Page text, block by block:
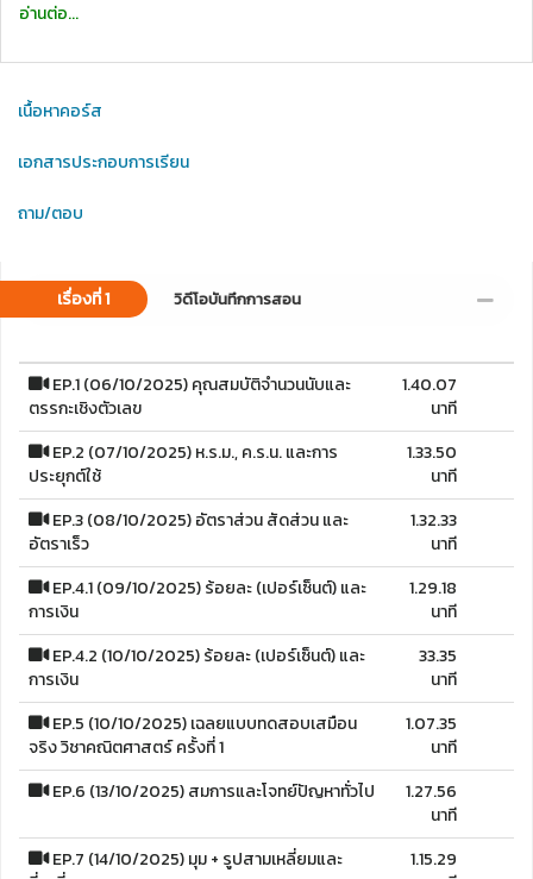
อ่านต่อ...
เนื้อหาคอร์ส
เอกสารประกอบการเรียน
ถาม/ตอบ
เรื่องที่ 1 วิดีโอบันทึกการสอน
EP.1 (06/10/2025) คุณสมบัติจำนวนนับและ
ตรรกะเชิงตัวเลข
1.40.07
นาที
EP.2 (07/10/2025) ห.ร.ม., ค.ร.น. และการ
ประยุกต์ใช้
1.33.50
นาที
EP.3 (08/10/2025) อัตราส่วน สัดส่วน และ
อัตราเร็ว
1.32.33
นาที
EP.4.1 (09/10/2025) ร้อยละ (เปอร์เซ็นต์) และ
การเงิน
1.29.18
นาที
EP.4.2 (10/10/2025) ร้อยละ (เปอร์เซ็นต์) และ
การเงิน
33.35
นาที
EP.5 (10/10/2025) เฉลยแบบทดสอบเสมือน
จริง วิชาคณิตศาสตร์ ครั้งที่ 1
1.07.35
นาที
EP.6 (13/10/2025) สมการและโจทย์ปัญหาทั่วไป
1.27.56
นาที
EP.7 (14/10/2025) มุม + รูปสามเหลี่ยมและ
1.15.29